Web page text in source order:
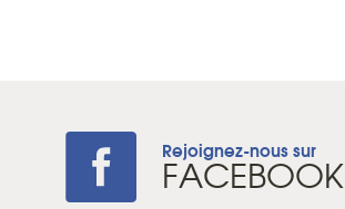
Rejoignez-nous sur
FACEBOOK